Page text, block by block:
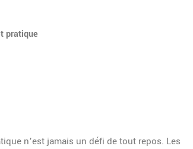
pratique
n’est jamais un défi de tout repos. Les